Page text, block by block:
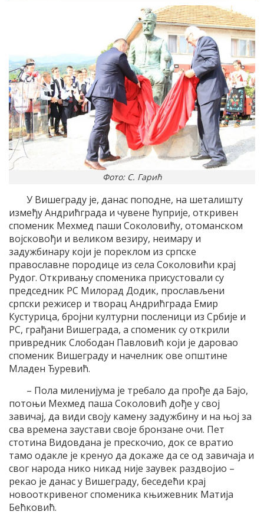
Фото: С. Гарић
У Вишеграду је, данас поподне, на шеталишту
између Андрићграда и чувене ћуприје, откривен
споменик Мехмед паши Соколовићу, отоманском
војсковођи и великом везиру, неимару и
задужбинару који је пореклом из српске
православне породице из села Соколовићи крај
Рудог. Откривању споменика присустовали су
председник РС Милорад Додик, прослављени
српски режисер и творац Андрићграда Емир
Кустурица, бројни културни посленици из Србије и
РС, грађани Вишеграда, а споменик су открили
привредник Слободан Павловић који је даровао
споменик Вишеграду и начелник ове општине
Младен Ђуревић.
– Пола миленијума је требало да прође да Бајо,
потоњи Мехмед паша Соколовић дође у свој
завичај, да види своју камену задужбину и на њој за
сва времена заустави своје бронзане очи. Пет
стотина Видовдана је прескочио, док се вратио
тамо одакле је кренуо да докаже да се од завичаја и
свог народа нико никад није заувек раздвојио –
рекао је данас у Вишеграду, беседећи крај
новооткривеног споменика књижевник Матија
Бећковић.